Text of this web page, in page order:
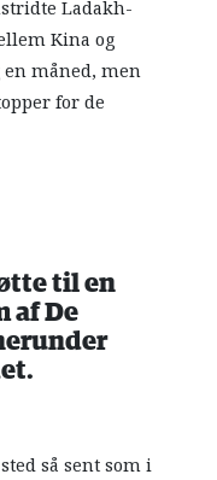
Ladakh-
Kina og
måned, men
for de
til en
af De
så sent som i